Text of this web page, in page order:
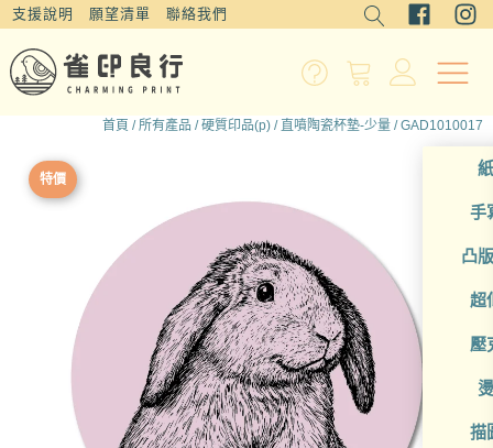
支援說明 願望清單 聯絡我們
手
凸
超
壓
描
首頁 /所有產品 /硬質印品(p) / 直噴陶瓷杯墊-少量 / GAD1010017
特價